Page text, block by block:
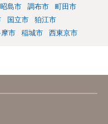
昭島市 調布市
町田市
国立市
狛江市
摩市 稲城市 西東京市